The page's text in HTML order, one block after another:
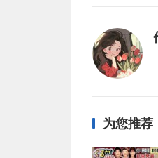
为您推荐